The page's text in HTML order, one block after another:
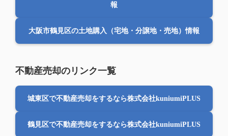
報
大阪市鶴見区の土地購入（宅地・分譲地・売地）情報
不動産売却のリンク一覧
城東区で不動産売却をするなら株式会社kuniumiPLUS
鶴見区で不動産売却をするなら株式会社kuniumiPLUS